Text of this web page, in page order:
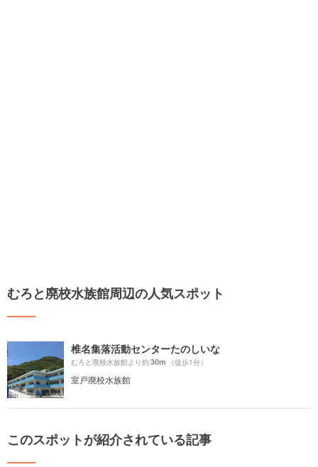
むろと廃校水族館周辺の人気スポット
椎名集落活動センターたのしいな
むろと廃校水族館より約30m （徒歩1分）
室戸廃校水族館
このスポットが紹介されている記事